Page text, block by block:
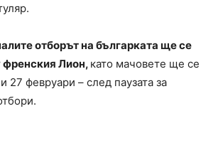
oтборът на българката ще се
Лион, като мачовете ще се
27 февруари – след паузата за